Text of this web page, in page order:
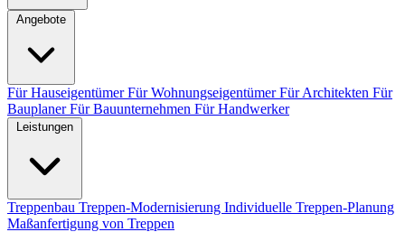
Angebote
Für HauseigentümerFür WohnungseigentümerFür Architekten Für
BauplanerFür Bauunternehmen Für Handwerker
Leistungen
Treppenbau Treppen-Modernisierung Individuelle Treppen-Planung
Maßanfertigung von Treppen